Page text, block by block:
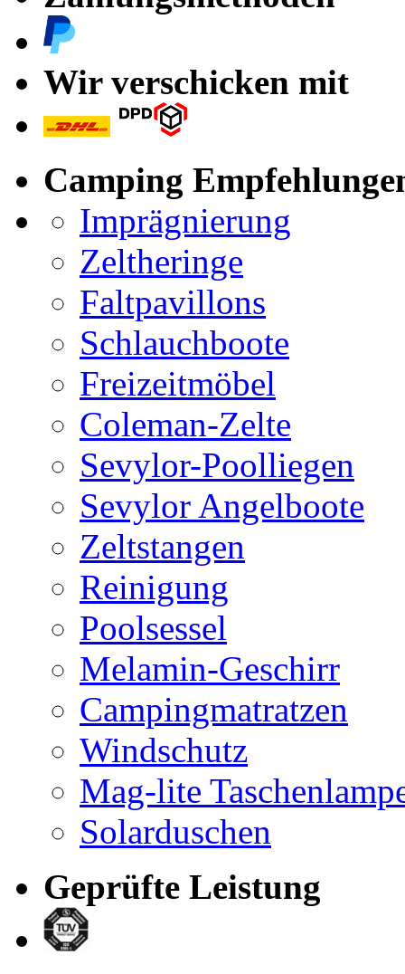
Wir verschicken mit
Camping
Imprägnierung
Zeltheringe
Faltpavillons
Schlauchboote
Freizeitmöbel
Coleman-Zelte
Sevylor-Poolliegen
Sevylor Angelboote
Zeltstangen
Reinigung
Poolsessel
Melamin-Geschirr
Campingmatratzen
Windschutz
Mag-lite
Solarduschen
Geprüfte Leistung